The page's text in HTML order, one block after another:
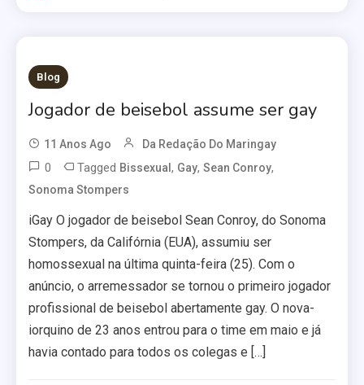
Blog
Jogador de beisebol assume ser gay
11 Anos Ago Da Redação Do Maringay
0 Tagged Bissexual, Gay,Sean Conroy,
Sonoma Stompers
iGay O jogador de beisebol Sean Conroy, do Sonoma
Stompers, da Califórnia (EUA), assumiu ser
homossexual na última quinta-feira (25). Com o
anúncio, o arremessador se tornou o primeiro jogador
profissional de beisebol abertamente gay. O nova-
iorquino de 23 anos entrou para o time em maio e já
havia contado para todos os colegas e […]